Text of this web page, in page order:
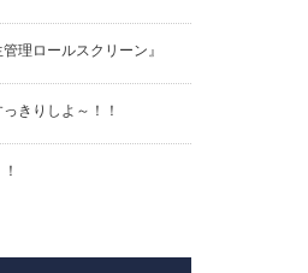
理ロールスクリーン』
きりしよ～！！